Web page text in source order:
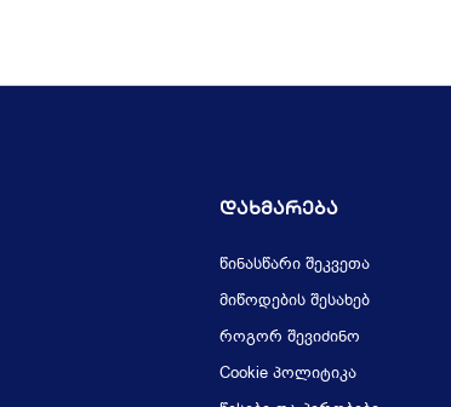
Დახმარება
წინასწარი შეკვეთა
მიწოდების შესახებ
როგორ შევიძინო
Cookie პოლიტიკა